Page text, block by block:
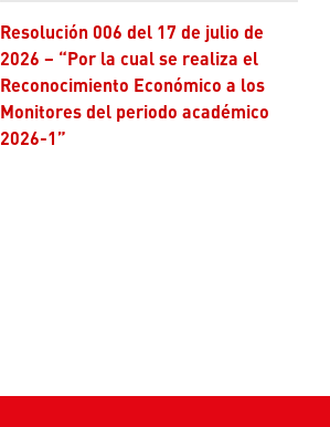
Resolución 006 del 17 de julio de
2026 – “Por la cual se realiza el
Reconocimiento Económico a los
Monitores del periodo académico
2026-1”